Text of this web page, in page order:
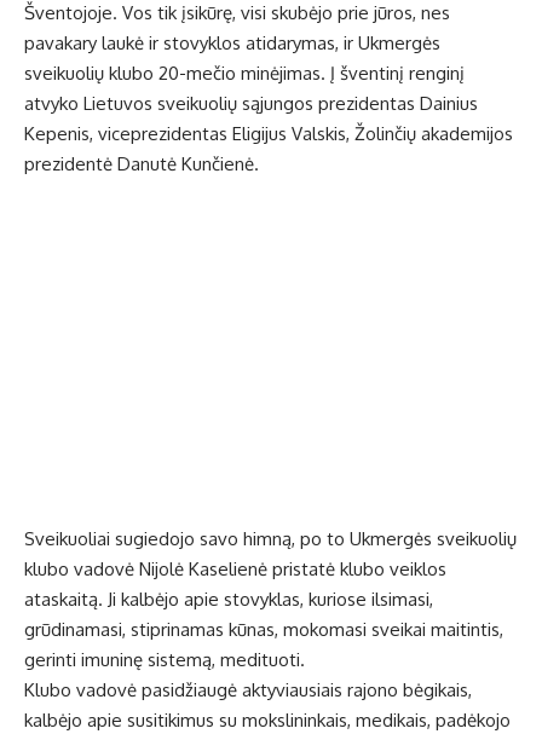
Šventojoje. Vos tik įsikūrę, visi skubėjo prie jūros, nes
pavakary laukė ir stovyklos atidarymas, ir Ukmergės
sveikuolių klubo 20-mečio minėjimas. Į šventinį renginį
atvyko Lietuvos sveikuolių sąjungos prezidentas Dainius
Kepenis, viceprezidentas Eligijus Valskis, Žolinčių akademijos
prezidentė Danutė Kunčienė.
Sveikuoliai sugiedojo savo himną, po to Ukmergės sveikuolių
klubo vadovė Nijolė Kaselienė pristatė klubo veiklos
ataskaitą. Ji kalbėjo apie stovyklas, kuriose ilsimasi,
grūdinamasi, stiprinamas kūnas, mokomasi sveikai maitintis,
gerinti imuninę sistemą, medituoti.
Klubo vadovė pasidžiaugė aktyviausiais rajono bėgikais,
kalbėjo apie susitikimus su mokslininkais, medikais, padėkojo